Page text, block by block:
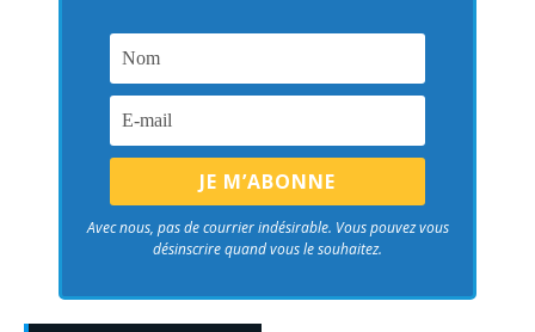
Avec nous, pas de courrier indésirable. Vous pouvez vous
désinscrire quand vous le souhaitez.